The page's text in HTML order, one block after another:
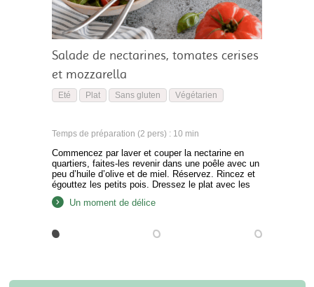
Salade de nectarines, tomates cerises
et mozzarella
Eté Plat Sans gluten Végétarien
Temps de préparation (2 pers) : 10 min
Commencez par laver et couper la nectarine en
quartiers, faites-les revenir dans une poêle avec un
peu d’huile d’olive et de miel. Réservez. Rincez et
égouttez les petits pois. Dressez le plat avec les
nectarines rôties, la mozzarella coupée en dés, les
tomates cerises coupées en deux, le poivron coupé
Un moment de délice